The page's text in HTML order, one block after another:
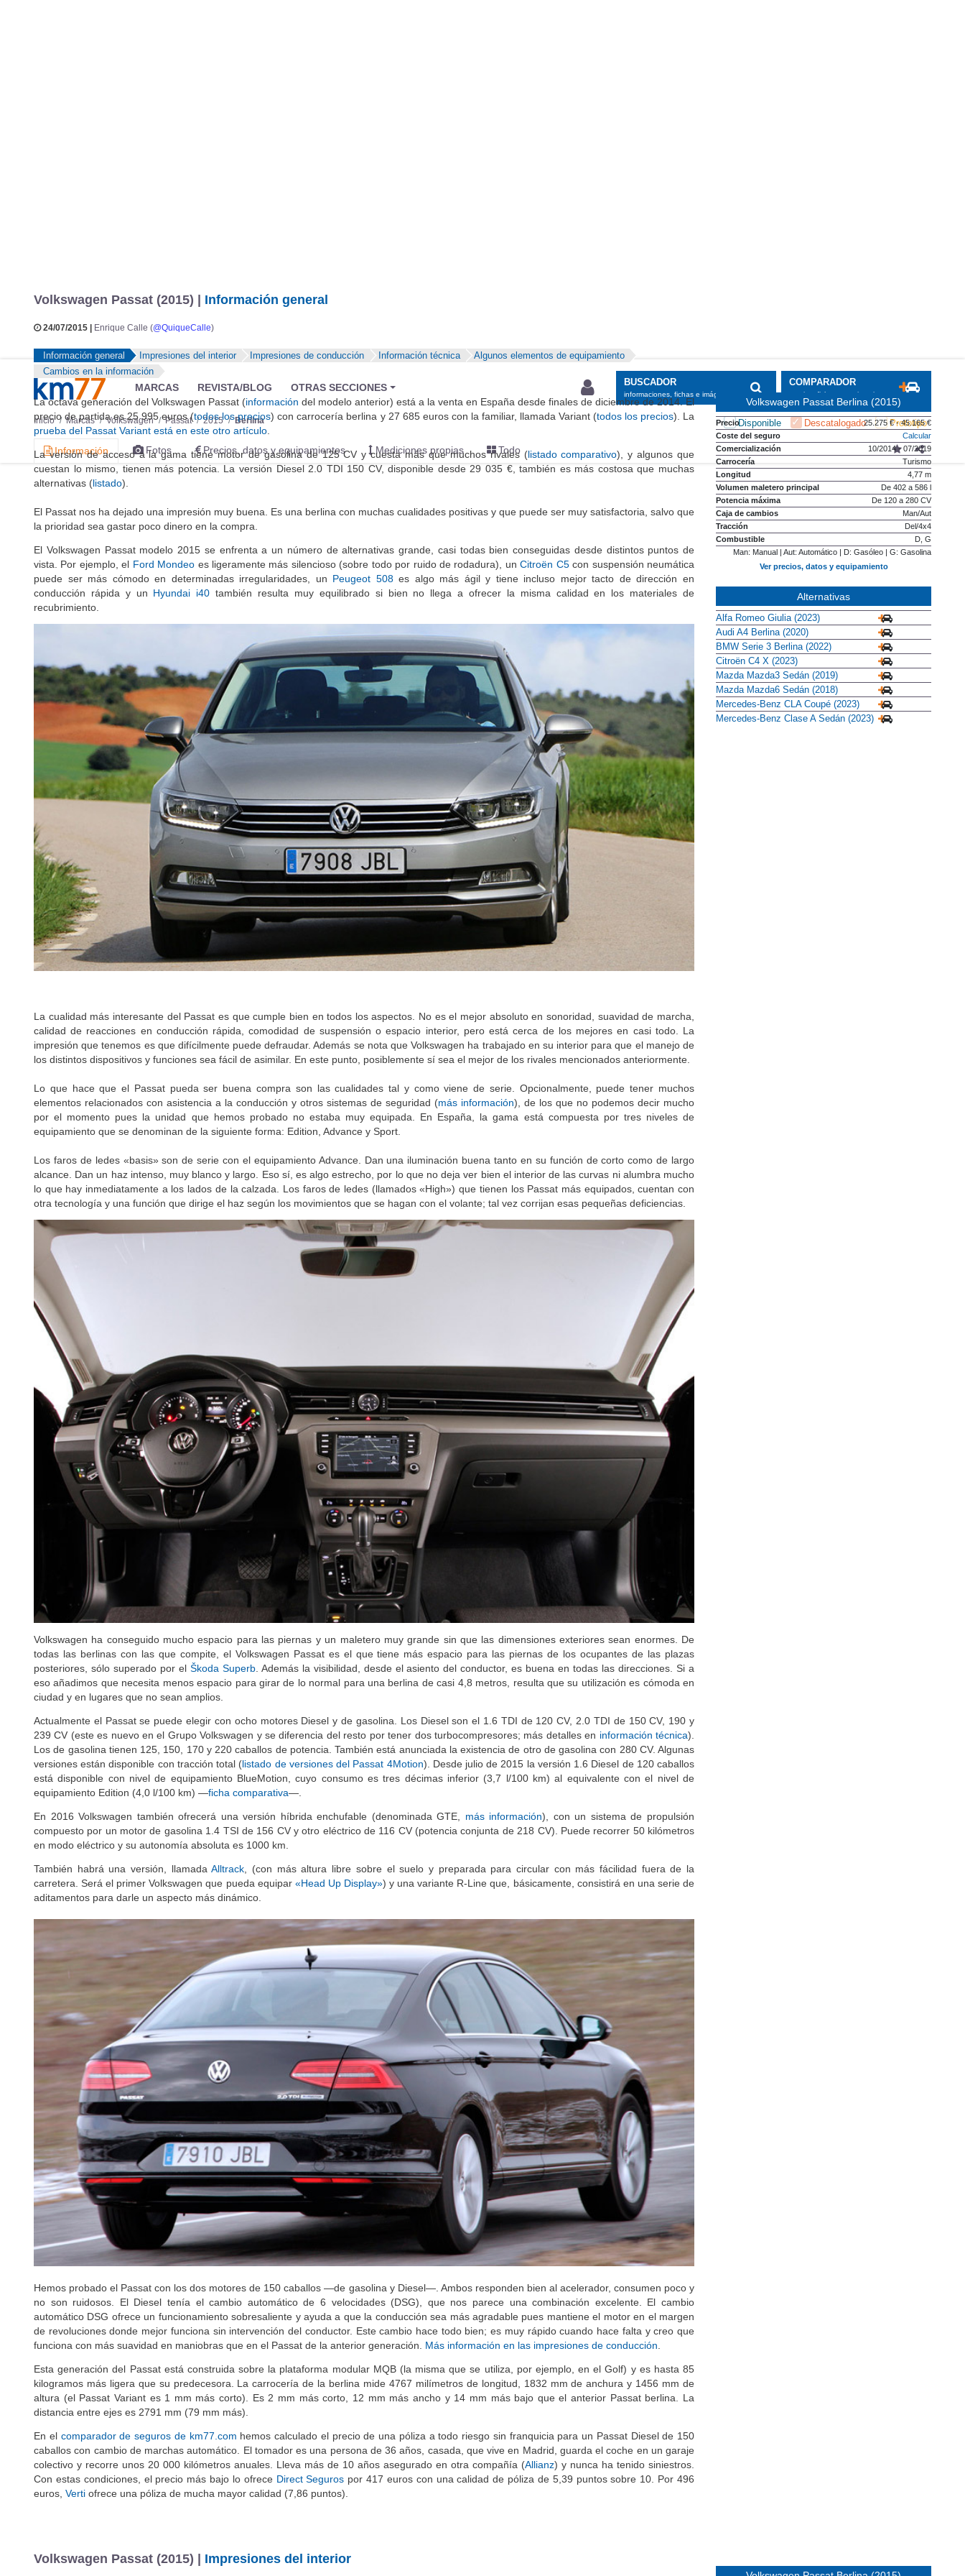
MARCAS REVISTA/BLOG OTRAS SECCIONES BUSCADOR
informaciones, fichas e imágenes
COMPARADOR
precios, fichas y equipamiento
Inicio Marcas Volkswagen Passat 2015 Berlina Disponible Descatalogado Prototipo
Información Fotos Precios, datos y equipamientos Mediciones propias Todo
Volkswagen Passat (2015) | Información general
24/07/2015 | Enrique Calle (@QuiqueCalle)
Información general Impresiones del interior Impresiones de conducción Información técnica
Algunos elementos de equipamiento
Cambios en la información
La octava generación del Volkswagen Passat (información del modelo anterior) está a la venta en España desde finales de diciembre de 2014. El
precio de partida es 25 995 euros (todos los precios) con carrocería berlina y 27 685 euros con la familiar, llamada Variant (todos los precios). La
prueba del Passat Variant está en este otro artículo
La versión de acceso a la gama tiene motor de gasolina de 125 CV y cuesta más que muchos rivales (listado comparativo), y algunos que
cuestan lo mismo, tienen más potencia. La versión Diesel 2.0 TDI 150 CV, disponible desde 29 035 €, también es más costosa que muchas
alternativas (listado).
El Passat nos ha dejado una impresión muy buena. Es una berlina con muchas cualidades positivas y que puede ser muy satisfactoria, salvo que
la prioridad sea gastar poco dinero en la compra.
El Volkswagen Passat modelo 2015 se enfrenta a un número de alternativas grande, casi todas bien conseguidas desde distintos puntos de
vista. Por ejemplo, el Ford Mondeo es ligeramente más silencioso (sobre todo por ruido de rodadura), unCitroën C5con suspensión neumática
puede ser más cómodo en determinadas irregularidades, un Peugeot 508es algo más ágil y tiene incluso mejor tacto de dirección en
conducción rápida y un Hyundai i40 también resulta muy equilibrado si bien no llega a ofrecer la misma calidad en los materiales de
recubrimiento.
La cualidad más interesante del Passat es que cumple bien en todos los aspectos. No es el mejor absoluto en sonoridad, suavidad de marcha,
calidad de reacciones en conducción rápida, comodidad de suspensión o espacio interior, pero está cerca de los mejores en casi todo. La
impresión que tenemos es que difícilmente puede defraudar. Además se nota que Volkswagen ha trabajado en su interior para que el manejo de
los distintos dispositivos y funciones sea fácil de asimilar. En este punto, posiblemente sí sea el mejor de los rivales mencionados anteriormente.
Lo que hace que el Passat pueda ser buena compra son las cualidades tal y como viene de serie. Opcionalmente, puede tener muchos
elementos relacionados con asistencia a la conducción y otros sistemas de seguridad (más información), de los que no podemos decir mucho
por el momento pues la unidad que hemos probado no estaba muy equipada. En España, la gama está compuesta por tres niveles de
equipamiento que se denominan de la siguiente forma: Edition, Advance y Sport.
Los faros de ledes «basis» son de serie con el equipamiento Advance. Dan una iluminación buena tanto en su función de corto como de largo
alcance. Dan un haz intenso, muy blanco y largo. Eso sí, es algo estrecho, por lo que no deja ver bien el interior de las curvas ni alumbra mucho
lo que hay inmediatamente a los lados de la calzada. Los faros de ledes (llamados «High») que tienen los Passat más equipados, cuentan con
otra tecnología y una función que dirige el haz según los movimientos que se hagan con el volante; tal vez corrijan esas pequeñas deficiencias.
Volkswagen ha conseguido mucho espacio para las piernas y un maletero muy grande sin que las dimensiones exteriores sean enormes. De
todas las berlinas con las que compite, el Volkswagen Passat es el que tiene más espacio para las piernas de los ocupantes de las plazas
posteriores, sólo superado por el Škoda Superb. Además la visibilidad, desde el asiento del conductor, es buena en todas las direcciones. Si a
eso añadimos que necesita menos espacio para girar de lo normal para una berlina de casi 4,8 metros, resulta que su utilización es cómoda en
ciudad y en lugares que no sean amplios.
Actualmente el Passat se puede elegir con ocho motores Diesel y de gasolina. Los Diesel son el 1.6 TDI de 120 CV, 2.0 TDI de 150 CV, 190 y
239 CV (este es nuevo en el Grupo Volkswagen y se diferencia del resto por tener dos turbocompresores; más detalles en información técnica).
Los de gasolina tienen 125, 150, 170 y 220 caballos de potencia. También está anunciada la existencia de otro de gasolina con 280 CV. Algunas
versiones están disponible con tracción total (listado de versiones del Passat 4Motion). Desde julio de 2015 la versión 1.6 Diesel de 120 caballos
está disponible con nivel de equipamiento BlueMotion, cuyo consumo es tres décimas inferior (3,7 l/100 km) al equivalente con el nivel de
equipamiento Edition (4,0 l/100 km) —ficha comparativa—.
En 2016 Volkswagen también ofrecerá una versión híbrida enchufable (denominada GTE, más información), con un sistema de propulsión
compuesto por un motor de gasolina 1.4 TSI de 156 CV y otro eléctrico de 116 CV (potencia conjunta de 218 CV). Puede recorrer 50 kilómetros
en modo eléctrico y su autonomía absoluta es 1000 km.
También habrá una versión, llamadaAlltrack , (con más altura libre sobre el suelo y preparada para circular con más fácilidad fuera de la
carretera. Será el primer Volkswagen que pueda equipar «Head Up Display») y una variante R-Line que, básicamente, consistirá en una serie de
aditamentos para darle un aspecto más dinámico.
Hemos probado el Passat con los dos motores de 150 caballos —de gasolina y Diesel—. Ambos responden bien al acelerador, consumen poco y
no son ruidosos. El Diesel tenía el cambio automático de 6 velocidades (DSG), que nos parece una combinación excelente. El cambio
automático DSG ofrece un funcionamiento sobresaliente y ayuda a que la conducción sea más agradable pues mantiene el motor en el margen
de revoluciones donde mejor funciona sin intervención del conductor. Este cambio hace todo bien; es muy rápido cuando hace falta y creo que
funciona con más suavidad en maniobras que en el Passat de la anterior generación. Más información en las impresiones de conducción
Esta generación del Passat está construida sobre la plataforma modular MQB (la misma que se utiliza, por ejemplo, en el Golf) y es hasta 85
kilogramos más ligera que su predecesora. La carrocería de la berlina mide 4767 milímetros de longitud, 1832 mm de anchura y 1456 mm de
altura (el Passat Variant es 1 mm más corto). Es 2 mm más corto, 12 mm más ancho y 14 mm más bajo que el anterior Passat berlina. La
distancia entre ejes es 2791 mm (79 mm más).
En el comparador de seguros de km77.com hemos calculado el precio de una póliza a todo riesgo sin franquicia para un Passat Diesel de 150
caballos con cambio de marchas automático. El tomador es una persona de 36 años, casada, que vive en Madrid, guarda el coche en un garaje
colectivo y recorre unos 20 000 kilómetros anuales. Lleva más de 10 años asegurado en otra compañía (Allianz) y nunca ha tenido siniestros.
Con estas condiciones, el precio más bajo lo ofrece Direct Seguros por 417 euros con una calidad de póliza de 5,39 puntos sobre 10. Por 496
euros, Verti ofrece una póliza de mucha mayor calidad (7,86 puntos).
Volkswagen Passat Berlina (2015)
Precio
25.275 € - 45.165 €
Coste del seguro
Calcular
Comercialización
10/2014 - 07/2019
Carrocería
Turismo
Longitud
4,77 m
Volumen maletero principal
De 402 a 586 l
Potencia máxima
De 120 a 280 CV
Caja de cambios
Man/Aut
Tracción
Del/4x4
Combustible
D, G
Man: Manual | Aut: Automático | D: Gasóleo | G: Gasolina
Ver precios, datos y equipamiento
Alternativas
Alfa Romeo Giulia (2023)
Audi A4 Berlina (2020)
BMW Serie 3 Berlina (2022)
Citroën C4 X (2023)
Mazda Mazda3 Sedán (2019)
Mazda Mazda6 Sedán (2018)
Mercedes-Benz CLA Coupé (2023)
Mercedes-Benz Clase A Sedán (2023)
Volkswagen Passat (2015) | Impresiones del interior